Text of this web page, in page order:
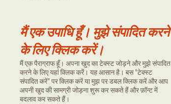
मैं एक उपाधि हूँ। मुझे संपादित करने
के लिए क्लिक करें।
मैं एक पैराग्राफ हूँ। अपना खुद का टेक्स्ट जोड़ने और मुझे संपादित
करने के लिए यहां क्लिक करें। यह आसान है। बस "टेक्स्ट
संपादित करें" पर क्लिक करें या मुझ पर डबल क्लिक करें और आप
अपनी खुद की सामग्री जोड़ना शुरू कर सकते हैं और फ़ॉन्ट में
बदलाव कर सकते हैं।